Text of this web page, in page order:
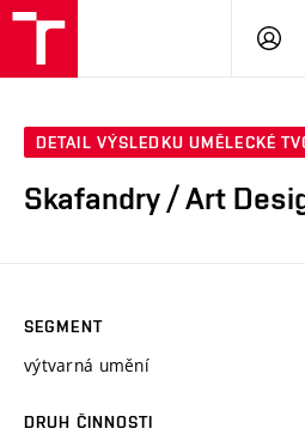
DETAIL VÝSLEDKU UMĚLECKÉ
Skafandry / Art
SEGMENT
výtvarná umění
DRUH ČINNOSTI